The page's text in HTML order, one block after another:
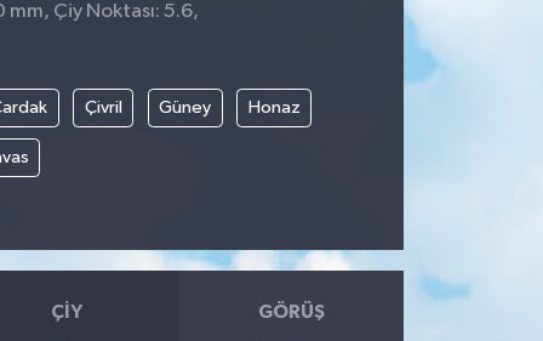
mm, Çiy Noktası: 5.6,
Çivril Güney Honaz
ÇIY GÖRÜŞ